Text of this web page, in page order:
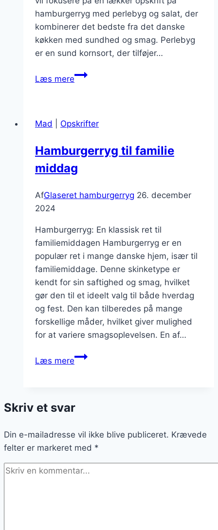
hamburgerryg med perlebyg og salat, der
kombinerer det bedste fra det danske
køkken med sundhed og smag. Perlebyg
er en sund kornsort, der tilføjer…
Læs mereHamburgrryg
salat
Mad Opskrifter
Hamburgerryg til familie
middag
AfGlaseret hamburgerryg 26. december
2024
Hamburgerryg: En klassisk ret til
familiemiddagen Hamburgerryg er en
populær ret i mange danske hjem, især til
familiemiddage. Denne skinketype er
kendt for sin saftighed og smag, hvilket
gør den til et ideelt valg til både hverdag
og fest. Den kan tilberedes på mange
forskellige måder, hvilket giver mulighed
for at variere smagsoplevelsen. En af…
Læs mereHamburgerryg
Skriv et svar
Din e-mailadresse vil ikke blive publiceret. Krævede
felter er markeret med *